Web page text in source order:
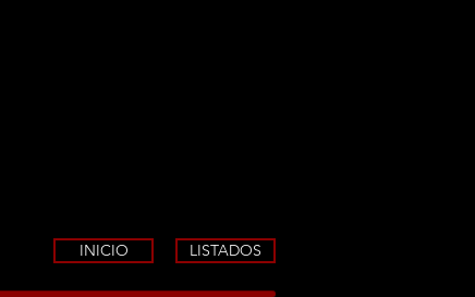
INICIO LISTADOS